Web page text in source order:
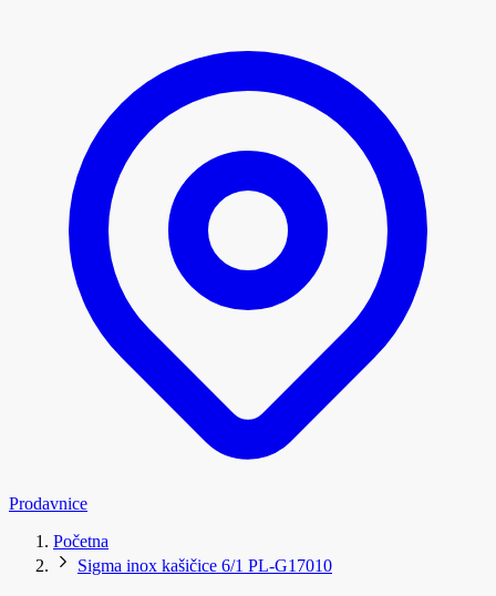
Prodavnice
Početna
Sigma inox kašičice 6/1 PL-G17010